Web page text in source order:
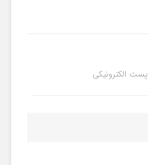
پست الکترونیکی